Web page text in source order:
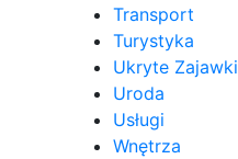
Transport
Turystyka
Ukryte Zajawki
Uroda
Usługi
Wnętrza